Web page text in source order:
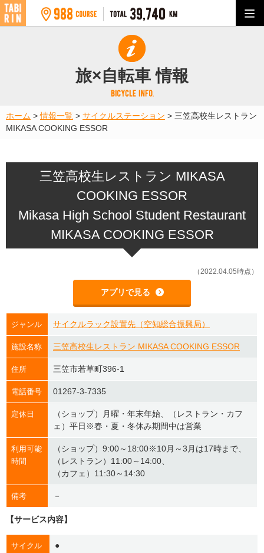
旅×自転車 情報
ホーム >情報一覧 > サイクルステーション > 三笠高校生レストラン
MIKASA COOKING ESSOR
三笠高校生レストラン MIKASA
COOKING ESSOR
Mikasa High School Student Restaurant
MIKASA COOKING ESSOR
（2022.04.05時点）
アプリで見る
ジャンル サイクルラック設置先（空知総合振興局）
施設名称 三笠高校生レストラン MIKASA COOKING ESSOR
住所 三笠市若草町396-1
電話番号 01267-3-7335
定休日
（ショップ）月曜・年末年始、（レストラン・カフ
ェ）平日※春・夏・冬休み期間中は営業
利用可能
時間
（ショップ）9:00～18:00※10月～3月は17時まで、
（レストラン）11:00～14:00、
（カフェ）11:30～14:30
備考 －
【サービス内容】
サイクル
●